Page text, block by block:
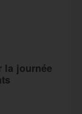
la journée